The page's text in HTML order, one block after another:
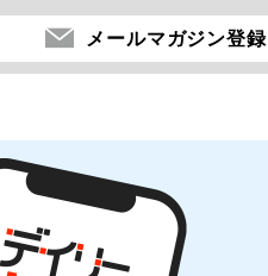
メールマガジン登録